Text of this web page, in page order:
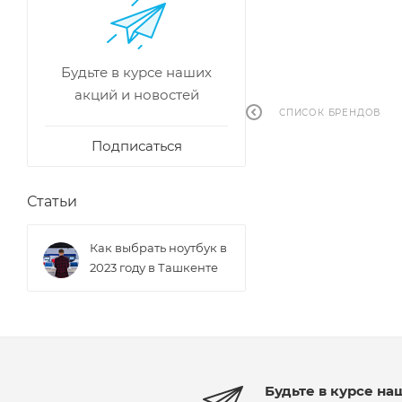
СПИСОК БРЕНДОВ
Будьте в курсе наших
акций и новостей
Подписаться
Статьи
Как выбрать ноутбук в
2023 году в Ташкенте
Будьте в курсе